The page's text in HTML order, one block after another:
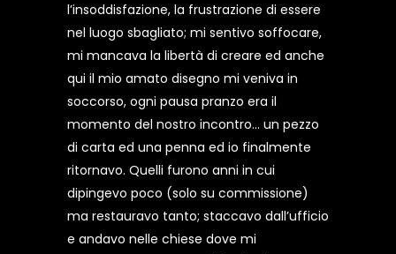
l’insoddisfazione, la frustrazione di essere
nel luogo sbagliato; mi sentivo soffocare,
mi mancava la libertà di creare ed anche
qui il mio amato disegno mi veniva in
soccorso, ogni pausa pranzo era il
momento del nostro incontro… un pezzo
di carta ed una penna ed io finalmente
ritornavo. Quelli furono anni in cui
dipingevo poco (solo su commissione)
ma restauravo tanto; staccavo dall’ufficio
e andavo nelle chiese dove mi